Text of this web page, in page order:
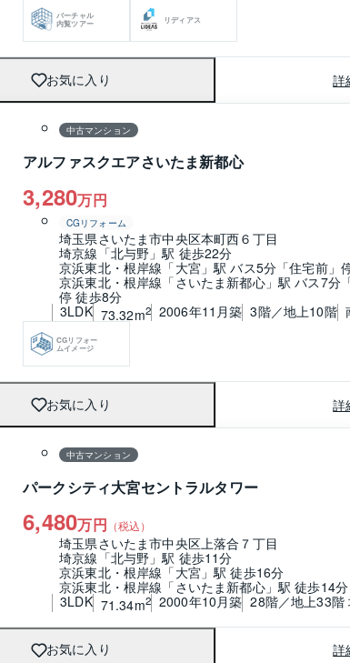
バーチャル
内覧ツアー
リディアス
お気に入り 詳
中古マンション
アルファスクエアさいたま新都心
3,280万円
CGリフォーム
埼玉県さいたま市中央区本町西６丁目
埼京線「北与野」駅 徒歩22分
京浜東北・根岸線「大宮」駅 バス5分「住宅前」
京浜東北・根岸線「さいたま新都心」駅 バス7分
停 徒歩8分
3LDK 73.32m2 2006年11月築 3階／地上10階
CGリフォー
ムイメージ
お気に入り 詳
中古マンション
パークシティ大宮セントラルタワー
6,480万円 （税込）
埼玉県さいたま市中央区上落合７丁目
埼京線「北与野」駅 徒歩11分
京浜東北・根岸線「大宮」駅 徒歩16分
京浜東北・根岸線「さいたま新都心」駅 徒歩14分
3LDK 71.34m2 2000年10月築 28階／地上33階
お気に入り 詳